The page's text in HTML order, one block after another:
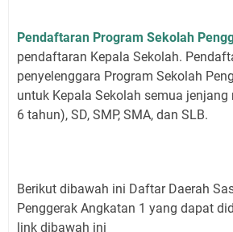
Pendaftaran Program Sekolah
pendaftaran Kepala Sekolah.
penyelenggara Program Sekolah
untuk Kepala Sekolah semua jenjang
6 tahun), SD, SMP, SMA, dan SLB.
Berikut dibawah ini Daftar Daerah
Penggerak Angkatan 1 yang dapat
link dibawah ini